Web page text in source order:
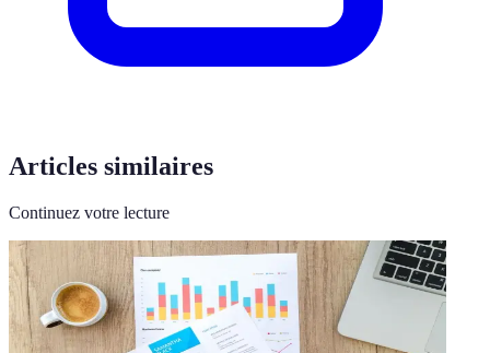
Articles similaires
Continuez votre lecture